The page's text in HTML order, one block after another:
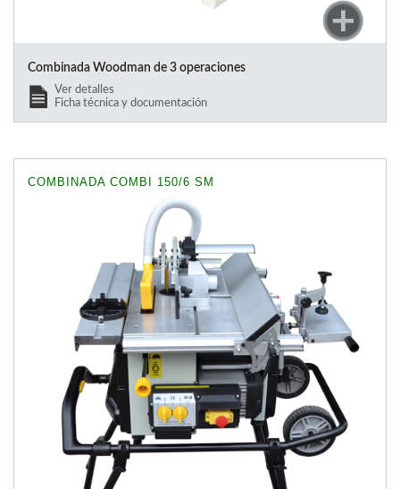
Combinada Woodman de 3 operaciones
Ver detalles
Ficha técnica y documentación
COMBINADA COMBI 150/6 SM